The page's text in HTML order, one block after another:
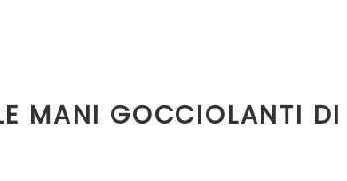
MANI GOCCIOLANTI DI